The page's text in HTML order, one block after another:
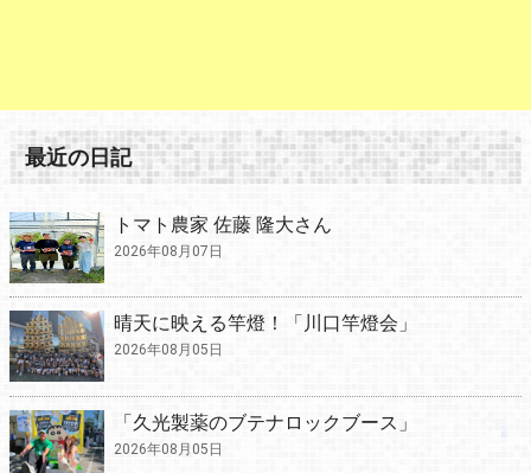
最近の日記
トマト農家 佐藤 隆大さん
2026年08月07日
晴天に映える竿燈！「川口竿燈会」
2026年08月05日
「久光製薬のブテナロックブース」
2026年08月05日